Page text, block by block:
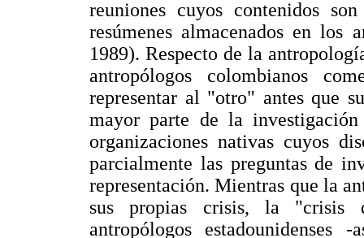
reuniones cuyos contenidos
resúmenes almacenados en los
1989). Respecto de la
antropólogos colombianos
representar al "otro" antes que
mayor parte de la
organizaciones nativas cuyos
parcialmente las preguntas de
representación. Mientras que la
sus propias crisis, la "crisis
antropólogos